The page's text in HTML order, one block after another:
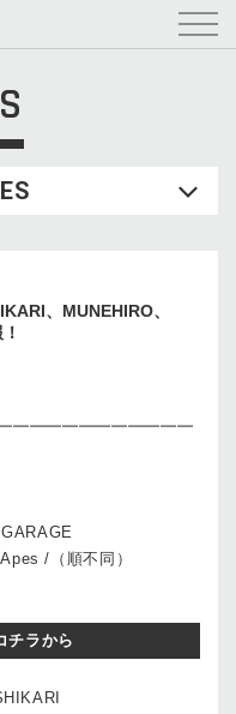
、MUNEHIRO、
/（順不同）
チラから